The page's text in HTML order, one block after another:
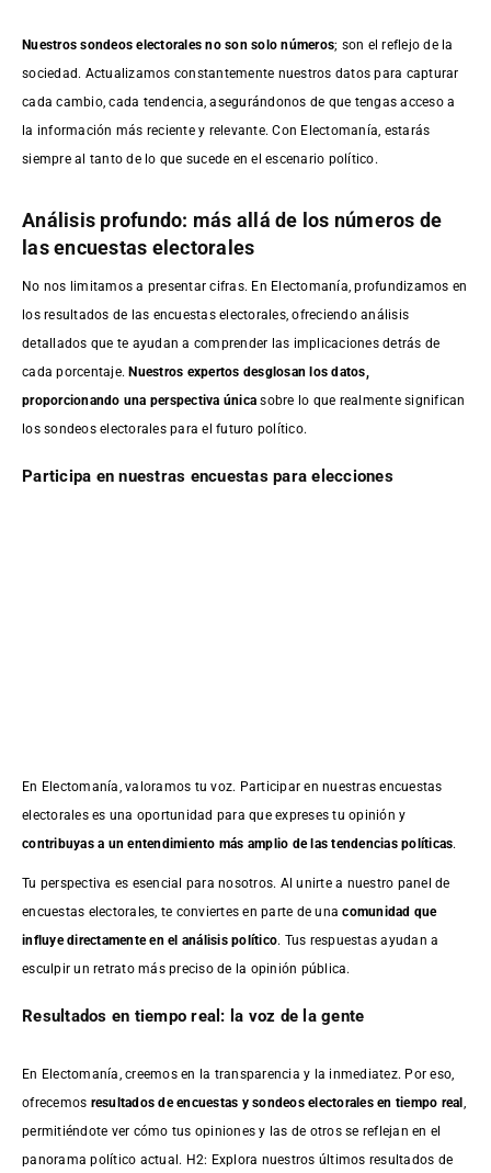
Nuestros sondeos electorales no son solo números; son el reflejo de la
sociedad. Actualizamos constantemente nuestros datos para capturar
cada cambio, cada tendencia, asegurándonos de que tengas acceso a
la información más reciente y relevante. Con Electomanía, estarás
siempre al tanto de lo que sucede en el escenario político.
Análisis profundo: más allá de los números de
las encuestas electorales
No nos limitamos a presentar cifras. En Electomanía, profundizamos en
los resultados de las encuestas electorales, ofreciendo análisis
detallados que te ayudan a comprender las implicaciones detrás de
cada porcentaje.Nuestros expertos desglosan los datos,
proporcionando una perspectiva única sobre lo que realmente significan
los sondeos electorales para el futuro político.
Participa en nuestras encuestas para elecciones
En Electomanía, valoramos tu voz. Participar en nuestras encuestas
electorales es una oportunidad para que expreses tu opinión y
contribuyas a un entendimiento más amplio de las tendencias políticas.
Tu perspectiva es esencial para nosotros. Al unirte a nuestro panel de
encuestas electorales, te conviertes en parte de unacomunidad que
influye directamente en el análisis político. Tus respuestas ayudan a
esculpir un retrato más preciso de la opinión pública.
Resultados en tiempo real: la voz de la gente
En Electomanía, creemos en la transparencia y la inmediatez. Por eso,
ofrecemos resultados deencuestas y sondeos electorales en tiempo real,
permitiéndote ver cómo tus opiniones y las de otros se reflejan en el
panorama político actual. H2: Explora nuestros últimos resultados de